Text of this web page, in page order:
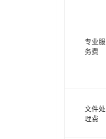
专业服
务费
文件处
理费